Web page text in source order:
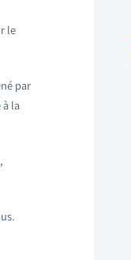
le
par
à la